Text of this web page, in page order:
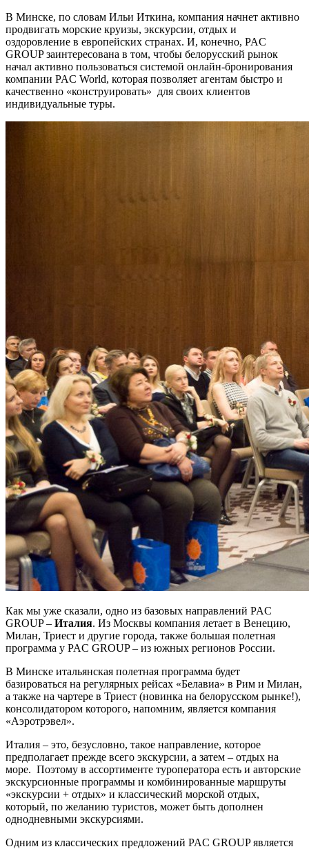
В Минске, по словам Ильи Иткина, компания начнет активно
продвигать морские круизы, экскурсии, отдых и
оздоровление в европейских странах. И, конечно, PAC
GROUP заинтересована в том, чтобы белорусский рынок
начал активно пользоваться системой онлайн-бронирования
компании PAC World, которая позволяет агентам быстро и
качественно «конструировать» для своих клиентов
индивидуальные туры.
Как мы уже сказали, одно из базовых направлений PAC
GROUP – Италия. Из Москвы компания летает в Венецию,
Милан, Триест и другие города, также большая полетная
программа у PAC GROUP – из южных регионов России.
В Минске итальянская полетная программа будет
базироваться на регулярных рейсах «Белавиа» в Рим и Милан,
а также на чартере в Триест (новинка на белорусском рынке!),
консолидатором которого, напомним, является компания
«Аэротрэвел».
Италия – это, безусловно, такое направление, которое
предполагает прежде всего экскурсии, а затем – отдых на
море. Поэтому в ассортименте туроператора есть и авторские
экскурсионные программы и комбинированные маршруты
«экскурсии + отдых» и классический морской отдых,
который, по желанию туристов, может быть дополнен
однодневными экскурсиями.
Одним из классических предложений PAC GROUP является